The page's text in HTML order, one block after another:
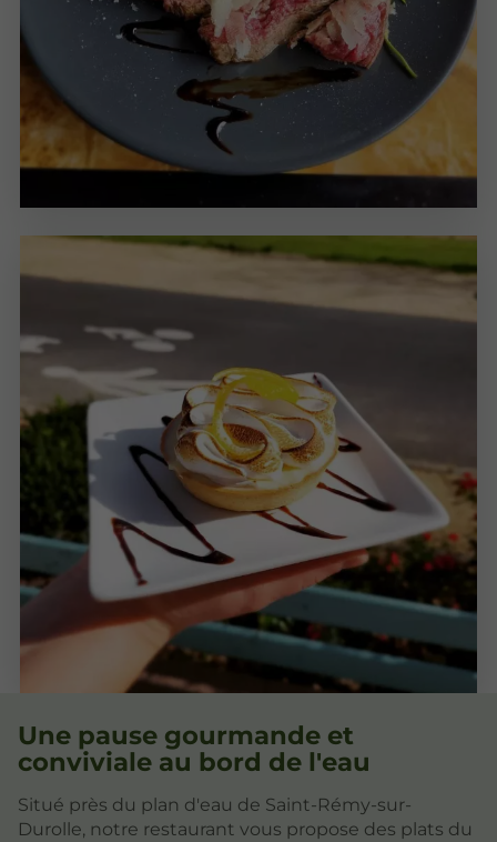
Une pause gourmande et
conviviale au bord de l'eau
Situé près du plan d'eau de Saint-Rémy-sur-
Durolle, notre restaurant vous propose des plats du